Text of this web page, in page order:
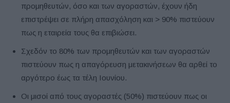
προμηθευτών, όσο και των αγοραστών, έχουν ήδη
επιστρέψει σε πλήρη απασχόληση και > 90% πιστεύουν
πως η εταιρεία τους θα επιβιώσει.
Σχεδόν το 80% των προμηθευτών και των αγοραστών
πιστεύουν πως η απαγόρευση μετακινήσεων θα αρθεί το
αργότερο έως τα τέλη Ιουνίου.
Οι μισοί από τους αγοραστές (50%) πιστεύουν πως οι